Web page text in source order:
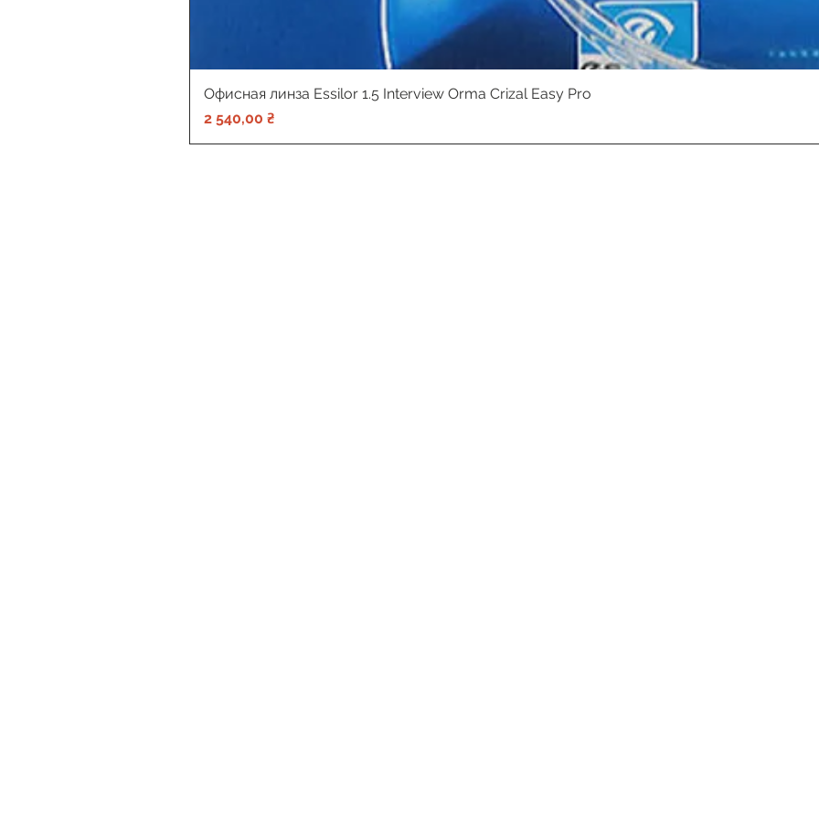
Офисная линза Essilor 1.5 Interview Orma Crizal Easy Pro
Цена
2 540,00 ₴